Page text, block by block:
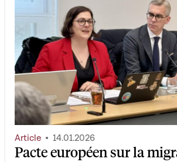
Pacte européen sur la
Article 14.01.2026